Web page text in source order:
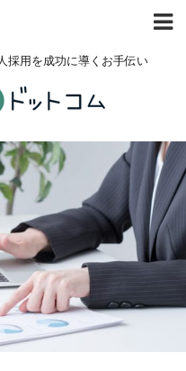
採用を成功に導くお手伝い